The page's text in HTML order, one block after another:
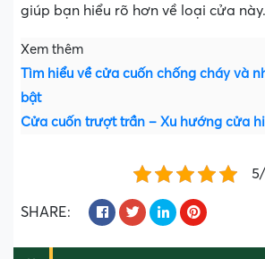
giúp bạn hiểu rõ hơn về loại cửa này.
Xem thêm
Tìm hiểu về cửa cuốn chống cháy và
bật
Cửa cuốn trượt trần – Xu hướng cửa
SHARE: